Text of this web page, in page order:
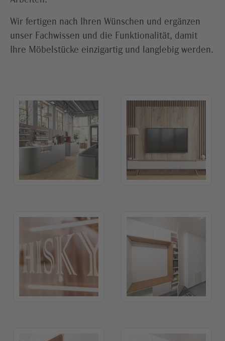
Wir fertigen nach Ihren Wünschen und ergänzen
unser Fachwissen und die Funktionalität, damit
Ihre Möbelstücke einzigartig und langlebig werden.